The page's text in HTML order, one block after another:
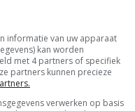
gewijzigde RUB-lijst
informatie van uw apparaat
kan worden
met 4 partners of specifiek
partners kunnen precieze
verwerken op basis